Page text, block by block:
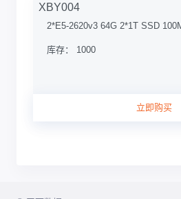
XBY004
2*E5-2620v3 64G 2*1T SSD
库存： 1000
立即购买